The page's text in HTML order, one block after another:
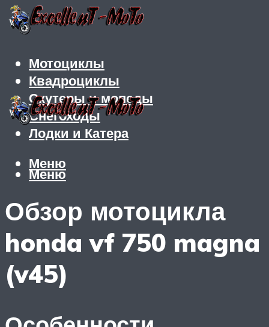
Мотоциклы
Квадроциклы
Скутеры и мопеды
Снегоходы
Лодки и Катера
Меню
Меню
Обзор мотоцикла
honda vf 750 magna
(v45)